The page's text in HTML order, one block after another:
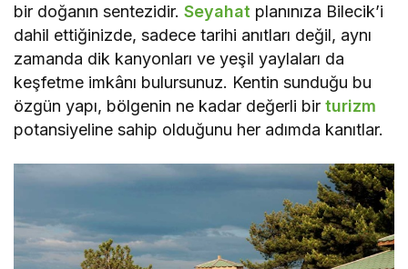
bir doğanın sentezidir.Seyahat planınıza Bilecik’i
dahil ettiğinizde, sadece tarihi anıtları değil, aynı
zamanda dik kanyonları ve yeşil yaylaları da
keşfetme imkânı bulursunuz. Kentin sunduğu bu
özgün yapı, bölgenin ne kadar değerli birturizm
potansiyeline sahip olduğunu her adımda kanıtlar.